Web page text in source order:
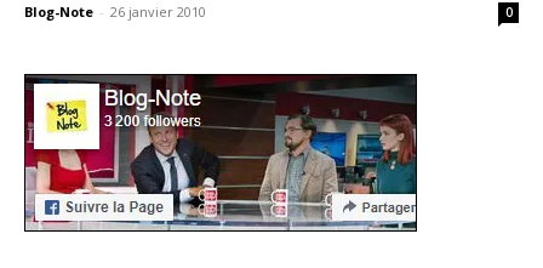
Blog-Note - 26 janvier 2010 0